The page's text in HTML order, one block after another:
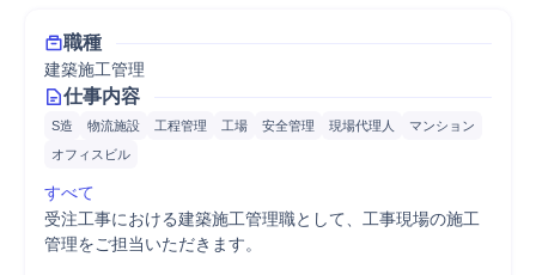
職種
建築施工管理
仕事内容
S造 物流施設 工程管理 工場 安全管理 現場代理人
マンション
オフィスビル
すべて
受注工事における建築施工管理職として、工事現場の施工
管理をご担当いただきます。